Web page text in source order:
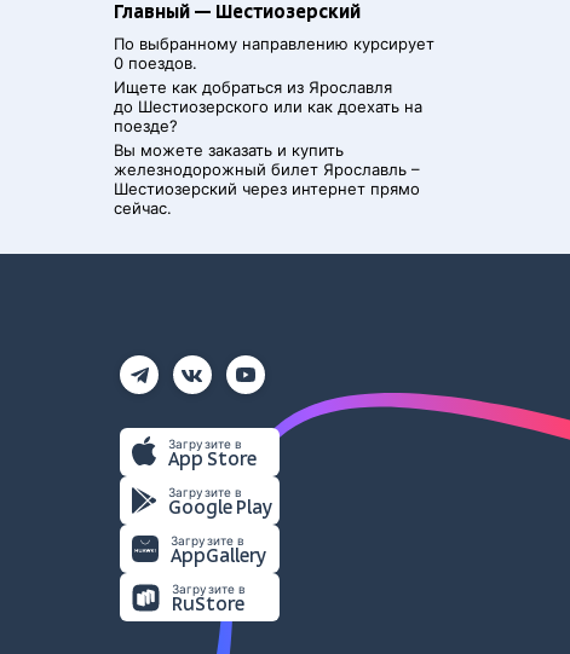
Главный — Шестиозерский
По выбранному направлению курсирует
0 поездов.
Ищете как добраться из Ярославля
до Шестиозерского или как доехать на
поезде?
Вы можете заказать и купить
железнодорожный билет Ярославль –
Шестиозерский через интернет прямо
сейчас.
Загрузите в
App Store
Загрузите в
Google Play
Загрузите в
AppGallery
Загрузите в
RuStore